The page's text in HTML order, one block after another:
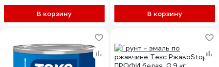
В корзину В корзину